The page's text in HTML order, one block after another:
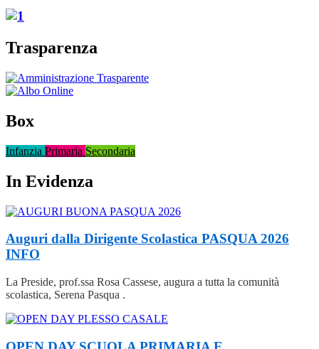
Trasparenza
Box
Infanzia Primaria Secondaria
In Evidenza
Auguri dalla Dirigente Scolastica PASQUA 2026
INFO
La Preside, prof.ssa Rosa Cassese, augura a tutta la comunità
scolastica, Serena Pasqua .